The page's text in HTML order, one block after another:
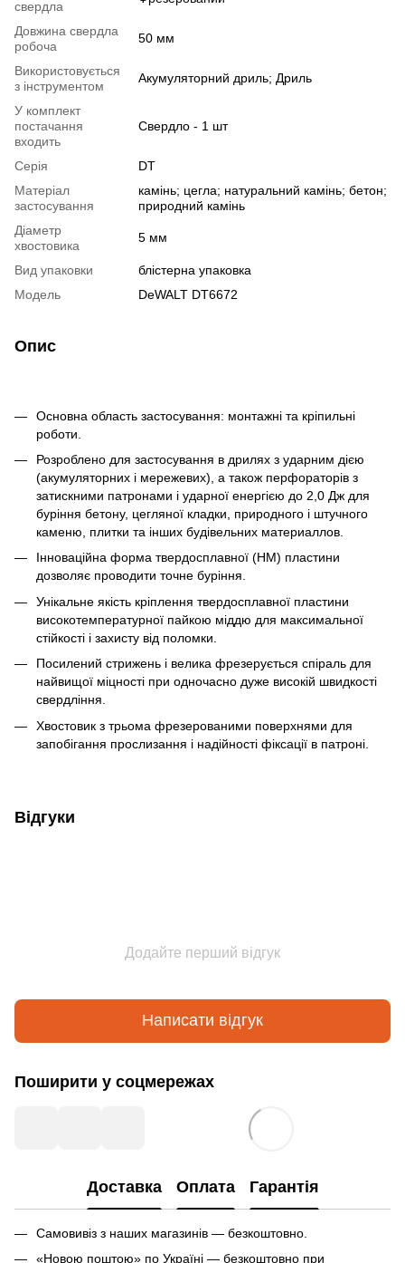
свердла
Довжина свердла
робоча
50 мм
Використовується
з інструментом
Акумуляторний дриль; Дриль
У комплект
постачання
входить
Свердло - 1 шт
Серія
DT
Матеріал
застосування
камінь; цегла; натуральний камінь; бетон;
природний камінь
Діаметр
хвостовика
5 мм
Вид упаковки
блістерна упаковка
Модель
DeWALT DT6672
Опис
Основна область застосування: монтажні та кріпильні
роботи.
Розроблено для застосування в дрилях з ударним дією
(акумуляторних і мережевих), а також перфораторів з
затискними патронами і ударної енергією до 2,0 Дж для
буріння бетону, цегляної кладки, природного і штучного
каменю, плитки та інших будівельних материаллов.
Інноваційна форма твердосплавної (НМ) пластини
дозволяє проводити точне буріння.
Унікальне якість кріплення твердосплавної пластини
високотемпературної пайкою міддю для максимальної
стійкості і захисту від поломки.
Посилений стрижень і велика фрезерується спіраль для
найвищої міцності при одночасно дуже високій швидкості
свердління.
Хвостовик з трьома фрезерованими поверхнями для
запобігання прослизання і надійності фіксації в патроні.
Відгуки
Додайте перший відгук
Написати відгук
Поширити у соцмережах
Доставка Оплата Гарантія
Самовивіз з наших магазинів — безкоштовно.
«Новою поштою» по Україні — безкоштовно при